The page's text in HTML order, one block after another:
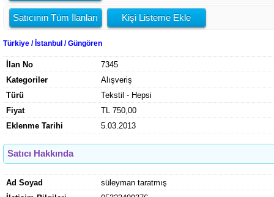
Satıcının Tüm İlanları Kişi Listeme Ekle
Türkiye / İstanbul / Güngören
İlan No
7345
Kategoriler
Alışveriş
Türü
Tekstil - Hepsi
Fiyat
TL 750,00
Eklenme Tarihi
5.03.2013
Satıcı Hakkında
Ad Soyad
süleyman taratmış